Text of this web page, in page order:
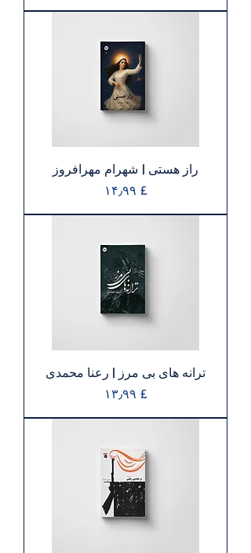
راز هستی | شهرام مهرافروز
Price
£ ۱۴٫۹۹
ترانه های بی مرز | رعنا‭ ‬محمدی
Price
£ ۱۳٫۹۹